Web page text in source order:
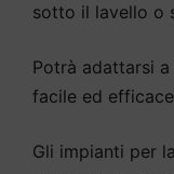
sotto il lavello o
Potrà adattarsi
facile ed
Gli impianti per la